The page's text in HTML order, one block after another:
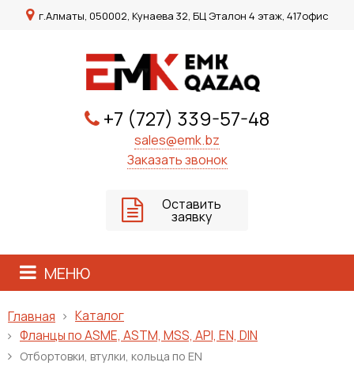
г.Алматы, 050002, Кунаева 32, БЦ Эталон 4 этаж, 417офис
+7 (727) 339-57-48
sales@emk.bz
Заказать звонок
Оставить
заявку
МЕНЮ
Главная
Каталог
Фланцы по ASME, ASTM, MSS, API, EN, DIN
Отбортовки, втулки, кольца по EN